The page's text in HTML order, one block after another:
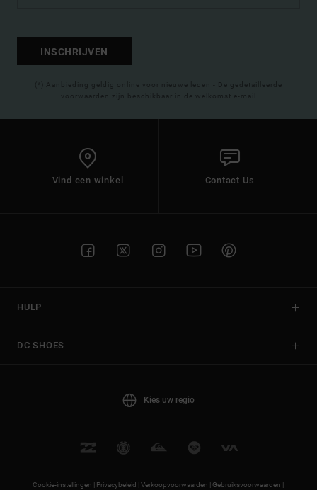
INSCHRIJVEN
(*) Aanbieding geldig online voor nieuwe leden - De gedetailleerde
voorwaarden zijn beschikbaar in de welkomst e-mail
Vind een winkel Contact Us
HULP
DC SHOES
Kies uw regio
Cookie-instellingen | Privacybeleid |Verkoopvoorwaarden |Gebruiksvoorwaarden |